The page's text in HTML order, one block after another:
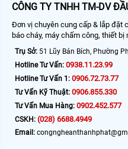
CÔNG TY TNHH TM-DV
Đơn vị chuyên cung cấp & lắp đặt
báo cháy, máy chấm công, thiết bị
Trụ Sở: 51 Lũy Bán Bích, Phường
Hotline Tư Vấn: 0938.11.23.99
Hotline Tư Vấn 1: 0906.72.73.77
Tư Vấn Kỹ Thuật: 0906.855.330
Tư Vấn Mua Hàng: 0902.452.577
CSKH: (028) 6688.4949
Email: